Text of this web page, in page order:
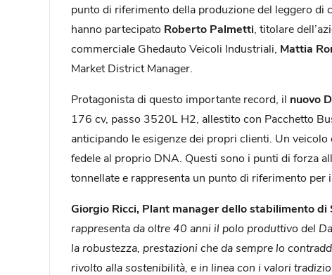
punto di riferimento della produzione del leggero di
hanno partecipato Roberto Palmetti , titolare
commerciale Ghedauto Veicoli Industriali, Mattia
Market District Manager.
Protagonista di questo importante record, il nuovo
176 cv, passo 3520L H2, allestito con Pacchetto
anticipando le esigenze dei propri clienti. Un
fedele al proprio DNA. Questi sono i punti di forza
tonnellate e rappresenta un punto di riferimento
Giorgio Ricci, Plant manager dello stabilimento di
rappresenta da oltre 40 anni il polo produttivo del
la robustezza, prestazioni che da sempre lo
rivolto alla sostenibilità, e in linea con i valori